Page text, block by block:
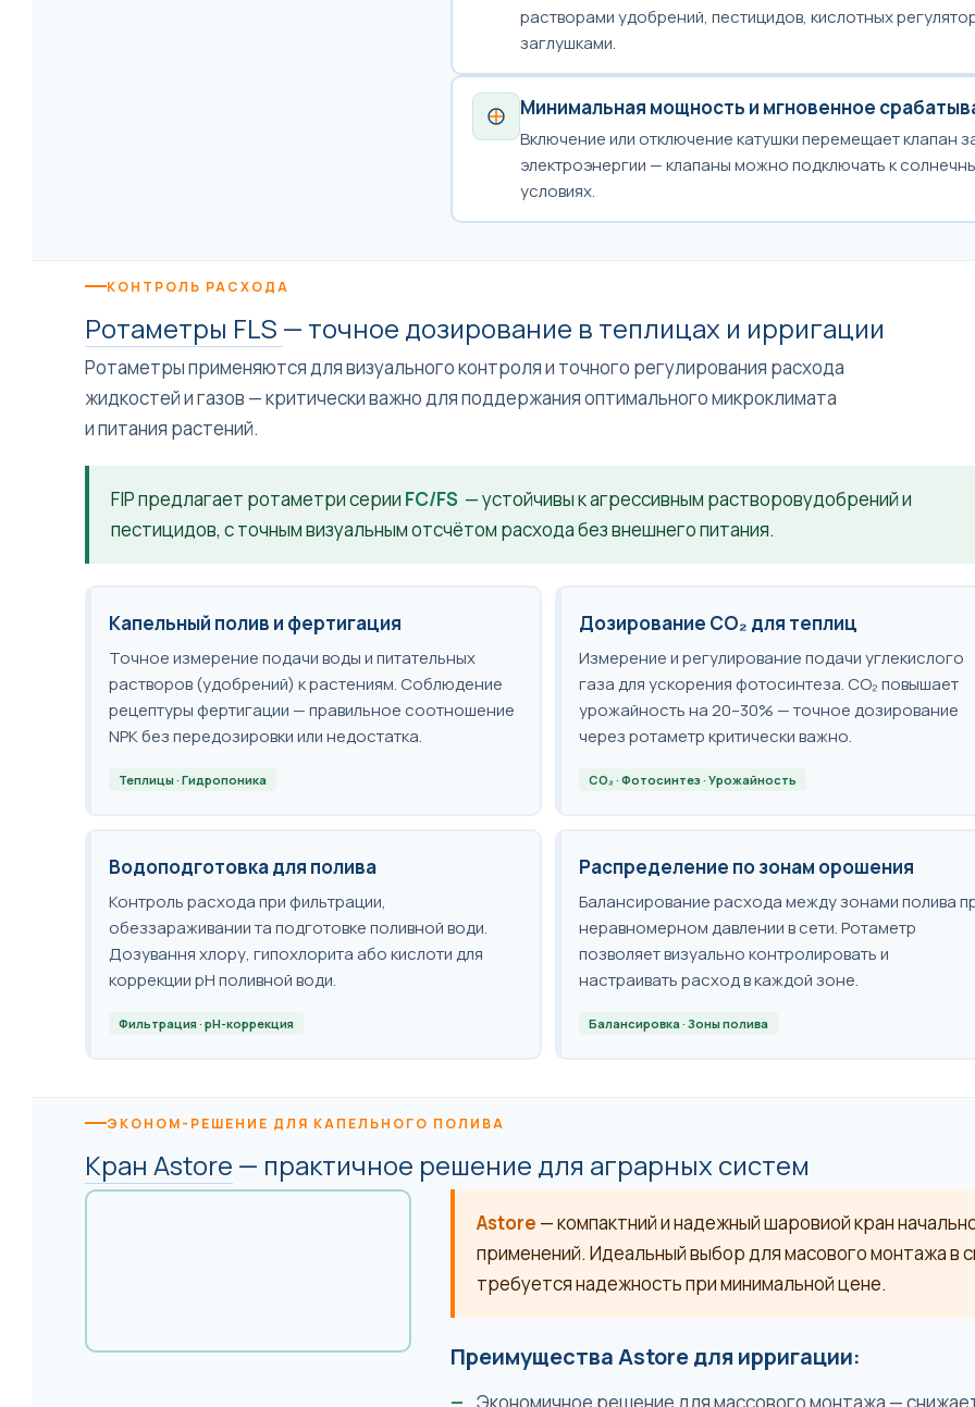
растворами удобрений, пестицидов, кислотных
заглушками.
Минимальная мощность и мгновенное
Включение или отключение катушки перемещает клапан
электроэнергии — клапаны можно подключать к
условиях.
КОНТРОЛЬ РАСХОДА
Ротаметры FLS — точное дозирование в теплицах и ирригации
Ротаметры применяются для визуального контроля и точного регулирования расхода
жидкостей и газов — критически важно для поддержания оптимального микроклимата
и питания растений.
FIP предлагает ротаметри серии FC/FS — устойчивы к агрессивным растворовудобрений и
пестицидов, с точным визуальным отсчётом расхода без внешнего питания.
Капельный полив и фертигация
Точное измерение подачи воды и питательных
растворов (удобрений) к растениям. Соблюдение
рецептуры фертигации — правильное соотношение
NPK без передозировки или недостатка.
Теплицы · Гидропоника
Дозирование CO₂ для теплиц
Измерение и регулирование подачи углекислого
газа для ускорения фотосинтеза. CO₂ повышает
урожайность на 20–30% — точное дозирование
через ротаметр критически важно.
CO₂ · Фотосинтез · Урожайность
Водоподготовка для полива
Контроль расхода при фильтрации,
обеззараживании та подготовке поливной води.
Дозування хлору, гипохлорита або кислоти для
коррекции pH поливной води.
Фильтрация · pH-коррекция
Распределение по зонам орошения
Балансирование расхода между зонами полива
неравномерном давлении в сети. Ротаметр
позволяет визуально контролировать и
настраивать расход в каждой зоне.
Балансировка · Зоны полива
ЭКОНОМ-РЕШЕНИЕ ДЛЯ КАПЕЛЬНОГО ПОЛИВА
Кран Astore — практичное решение для аграрных систем
Astore — компактний и надежный шаровиой кран
применений. Идеальный выбор для масового монтажа в
требуется надежность при минимальной цене.
Преимущества Astore для ирригации:
Экономичное решение для массового монтажа —